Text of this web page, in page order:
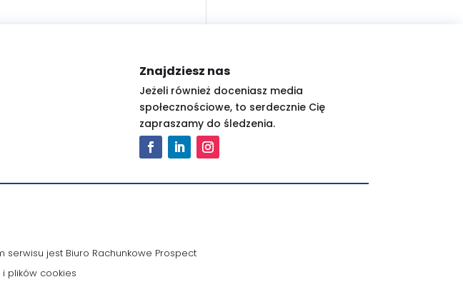
Znajdziesz nas
Jeżeli również doceniasz media
społecznościowe, to serdecznie Cię
zapraszamy do śledzenia.
serwisu jest Biuro Rachunkowe Prospect
plików cookies